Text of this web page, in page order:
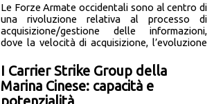
Le Forze Armate occidentali sono al centro di
una rivoluzione relativa al processo di
acquisizione/gestione delle informazioni,
dove la velocità di acquisizione, l’evoluzione
I Carrier Strike Group della
Marina Cinese: capacità e
potenzialità